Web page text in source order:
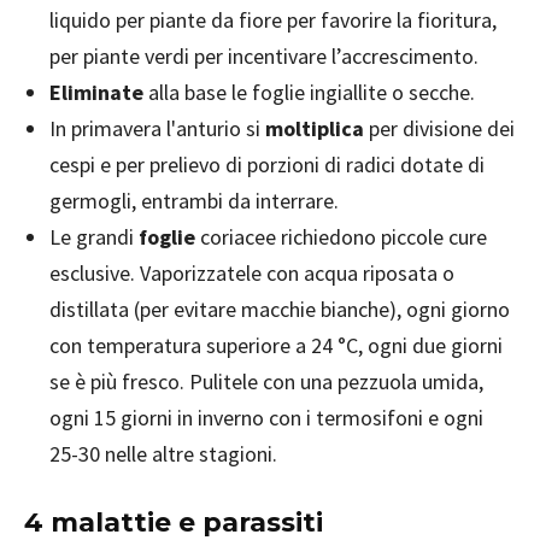
liquido per piante da fiore per favorire la fioritura,
per piante verdi per incentivare l’accrescimento.
Eliminate alla base le foglie ingiallite o secche.
In primavera l'anturio si moltiplica per divisione dei
cespi e per prelievo di porzioni di radici dotate di
germogli, entrambi da interrare.
Le grandi foglie coriacee richiedono piccole cure
esclusive. Vaporizzatele con acqua riposata o
distillata (per evitare macchie bianche), ogni giorno
con temperatura superiore a 24 °C, ogni due giorni
se è più fresco. Pulitele con una pezzuola umida,
ogni 15 giorni in inverno con i termosifoni e ogni
25-30 nelle altre stagioni.
4 malattie e parassiti